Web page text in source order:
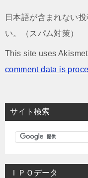
日本語が含まれない
い。（スパム対策）
This site uses
comment data is
サイト検索
ＩＰＯデータ